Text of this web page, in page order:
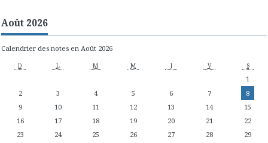
Août 2026
Calendrier des notes en Août 2026
D L M M J V S
1
2
3 4 5 6 7
8
9
10 11 12 13 14
15
16
17 18 19 20 21
22
23
24 25 26 27 28
29